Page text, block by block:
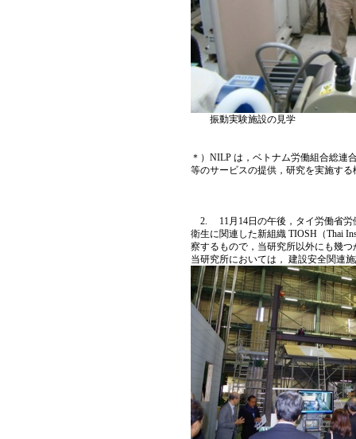
振動実験施設の見学
＊）NILP は，ベトナム労働組合総連
等のサービスの提供，研究を実施す
2. 11月14日の午後，タイ労働省労
衛生に関連した新組織 TIOSH（Thai
察するもので，当研究所以外にも幾
当研究所においては， 建設安全関連